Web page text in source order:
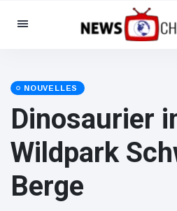
Catégories
Social et amusant
Cinéma et télévision
(81)
Célébrités
(13938)
Mode et beauté
Voitures et moteurs
NOUVELLES
Dinosaurier
Wildpark
Berge